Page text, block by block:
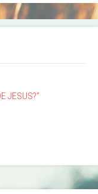
JESUS?”